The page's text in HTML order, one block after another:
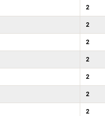
2
2
2
2
2
2
2